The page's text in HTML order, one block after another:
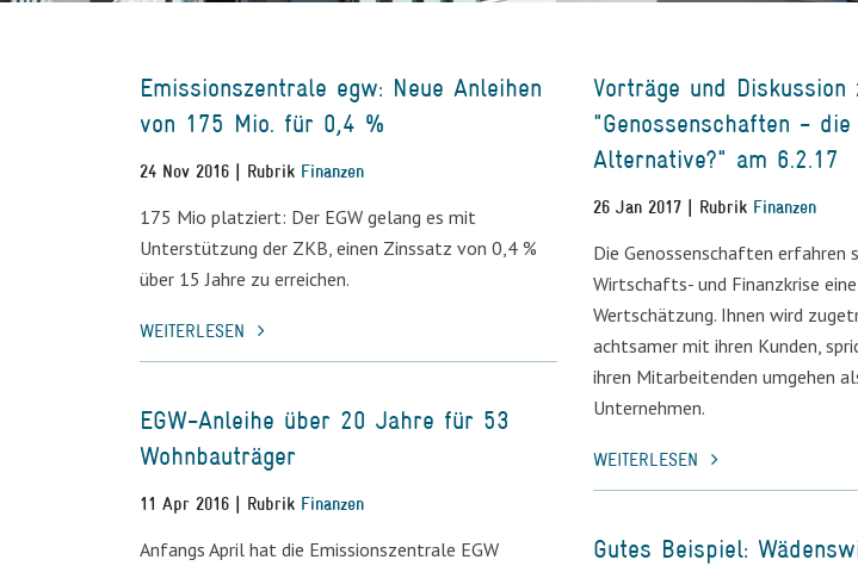
Emissionszentrale egw: Neue Anleihen
von 175 Mio. für 0,4 %
24 Nov 2016 | Rubrik Finanzen
175 Mio platziert: Der EGW gelang es mit
Unterstützung der ZKB, einen Zinssatz von 0,4 %
über 15 Jahre zu erreichen.
WEITERLESEN
EGW-Anleihe über 20 Jahre für 53
Wohnbauträger
11 Apr 2016 | Rubrik Finanzen
Anfangs April hat die Emissionszentrale EGW
Vorträge und Diskussion
"Genossenschaften -
Alternative?" am 6.2.17
26 Jan 2017 | Rubrik Finanzen
Die Genossenschaften erfahren
Wirtschafts- und Finanzkrise
Wertschätzung. Ihnen wird
achtsamer mit ihren Kunden,
ihren Mitarbeitenden umgehen
Unternehmen.
WEITERLESEN
Gutes Beispiel: